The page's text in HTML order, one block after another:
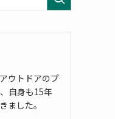
ウトドアのプ
自身も15年
ました。